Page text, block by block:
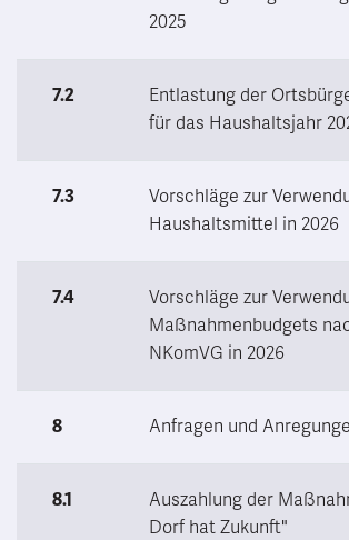
2025
7.2
Entlastung der
für das Haushaltsjahr
7.3
Vorschläge zur
Haushaltsmittel in 2026
7.4
Vorschläge zur
Maßnahmenbudgets
NKomVG in 2026
8 Anfragen und
8.1
Auszahlung der
Dorf hat Zukunft"